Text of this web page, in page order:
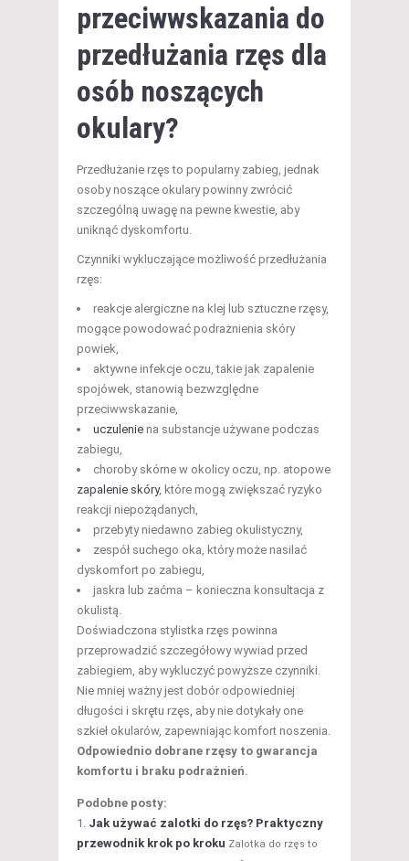
przeciwwskazania do
przedłużania rzęs dla
osób noszących
okulary?
Przedłużanie rzęs to popularny zabieg, jednak
osoby noszące okulary powinny zwrócić
szczególną uwagę na pewne kwestie, aby
uniknąć dyskomfortu.
Czynniki wykluczające możliwość przedłużania
rzęs:
reakcje alergiczne na klej lub sztuczne rzęsy,
mogące powodować podrażnienia skóry
powiek,
aktywne infekcje oczu, takie jak zapalenie
spojówek, stanowią bezwzględne
przeciwwskazanie,
uczulenie na substancje używane podczas
zabiegu,
choroby skórne w okolicy oczu, np. atopowe
zapalenie skóry, które mogą zwiększać ryzyko
reakcji niepożądanych,
przebyty niedawno zabieg okulistyczny,
zespół suchego oka, który może nasilać
dyskomfort po zabiegu,
jaskra lub zaćma – konieczna konsultacja z
okulistą.
Doświadczona stylistka rzęs powinna
przeprowadzić szczegółowy wywiad przed
zabiegiem, aby wykluczyć powyższe czynniki.
Nie mniej ważny jest dobór odpowiedniej
długości i skrętu rzęs, aby nie dotykały one
szkieł okularów, zapewniając komfort noszenia.
Odpowiednio dobrane rzęsy to gwarancja
komfortu i braku podrażnień.
Podobne posty:
Jak używać zalotki do rzęs? Praktyczny
przewodnik krok po kroku Zalotka do rzęs to